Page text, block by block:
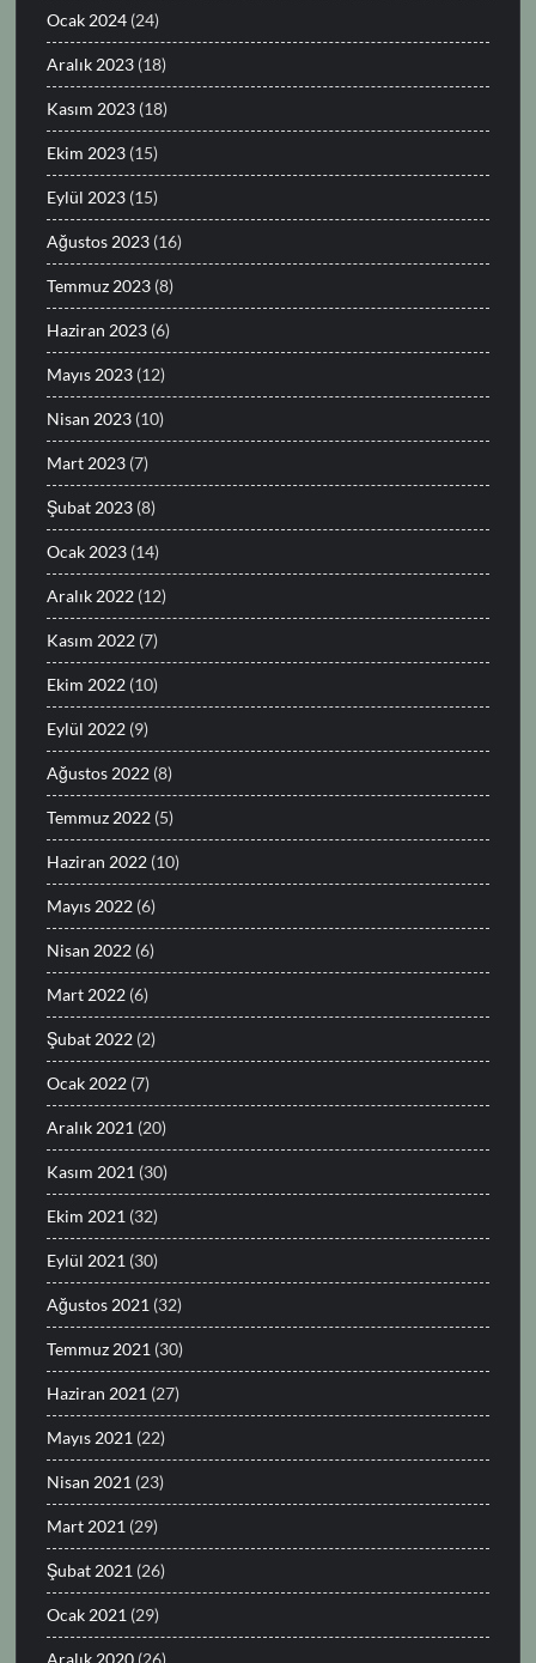
Ocak 2024 (24)
Aralık 2023 (18)
Kasım 2023 (18)
Ekim 2023 (15)
Eylül 2023 (15)
Ağustos 2023 (16)
Temmuz 2023 (8)
Haziran 2023 (6)
Mayıs 2023 (12)
Nisan 2023 (10)
Mart 2023 (7)
Şubat 2023 (8)
Ocak 2023 (14)
Aralık 2022 (12)
Kasım 2022 (7)
Ekim 2022 (10)
Eylül 2022 (9)
Ağustos 2022 (8)
Temmuz 2022 (5)
Haziran 2022 (10)
Mayıs 2022 (6)
Nisan 2022 (6)
Mart 2022 (6)
Şubat 2022 (2)
Ocak 2022 (7)
Aralık 2021 (20)
Kasım 2021 (30)
Ekim 2021 (32)
Eylül 2021 (30)
Ağustos 2021 (32)
Temmuz 2021 (30)
Haziran 2021 (27)
Mayıs 2021 (22)
Nisan 2021 (23)
Mart 2021 (29)
Şubat 2021 (26)
Ocak 2021 (29)
Aralık 2020 (26)